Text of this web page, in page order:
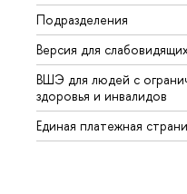
Подразделения
Версия для
ВШЭ для людей с
здоровья и инвалидов
Единая платежная